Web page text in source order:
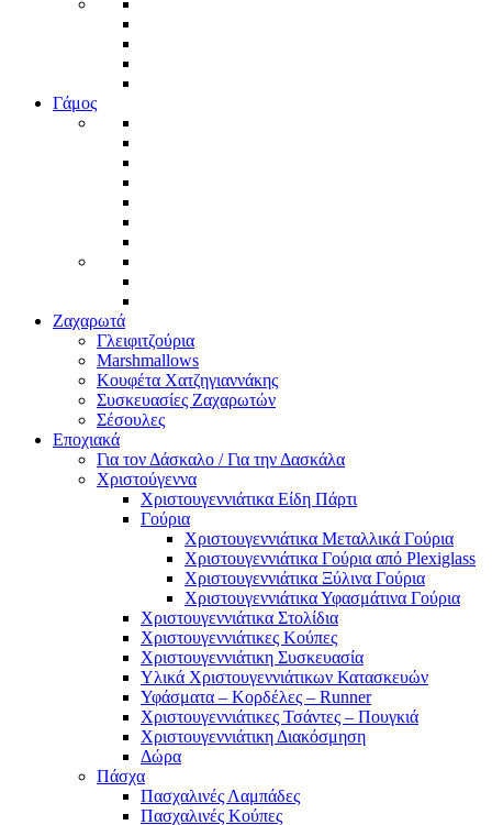
Γάμος
Ζαχαρωτά
Γλειφιτζούρια
Marshmallows
Κουφέτα Χατζηγιαννάκης
Συσκευασίες Ζαχαρωτών
Σέσουλες
Εποχιακά
Για τον Δάσκαλο / Για την Δασκάλα
Χριστούγεννα
Χριστουγεννιάτικα Είδη Πάρτι
Γούρια
Χριστουγεννιάτικα Μεταλλικά Γούρια
Χριστουγεννιάτικα Γούρια από Plexiglass
Χριστουγεννιάτικα Ξύλινα Γούρια
Χριστουγεννιάτικα Υφασμάτινα Γούρια
Χριστουγεννιάτικα Στολίδια
Χριστουγεννιάτικες Κούπες
Χριστουγεννιάτικη Συσκευασία
Υλικά Χριστουγεννιάτικων Κατασκευών
Υφάσματα – Κορδέλες – Runner
Χριστουγεννιάτικες Τσάντες – Πουγκιά
Χριστουγεννιάτικη Διακόσμηση
Δώρα
Πάσχα
Πασχαλινές Λαμπάδες
Πασχαλινές Κούπες